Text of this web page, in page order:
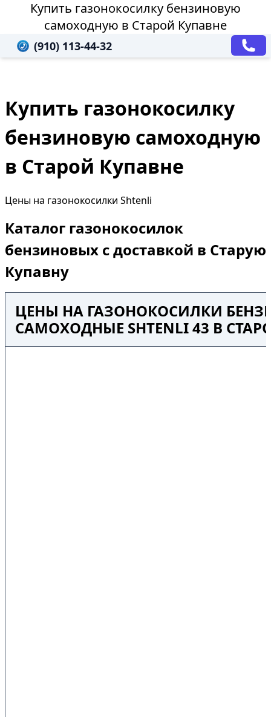
Купить газонокосилку бензиновую
самоходную в Старой Купавне
(910) 113-44-32
Купить газонокосилку
бензиновую самоходную
в Старой Купавне
Цены на газонокосилки Shtenli
Каталог газонокосилок
бензиновых с доставкой в Старую
Купавну
ЦЕНЫ НА ГАЗОНОКОСИЛКИ
САМОХОДНЫЕ SHTENLI 43 В